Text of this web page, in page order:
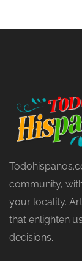
community,
your locality.
that enlighten
decisions.